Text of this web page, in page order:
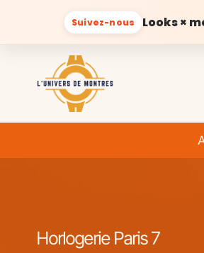
Suivez-nous Looks ×
Horlogerie Paris 7